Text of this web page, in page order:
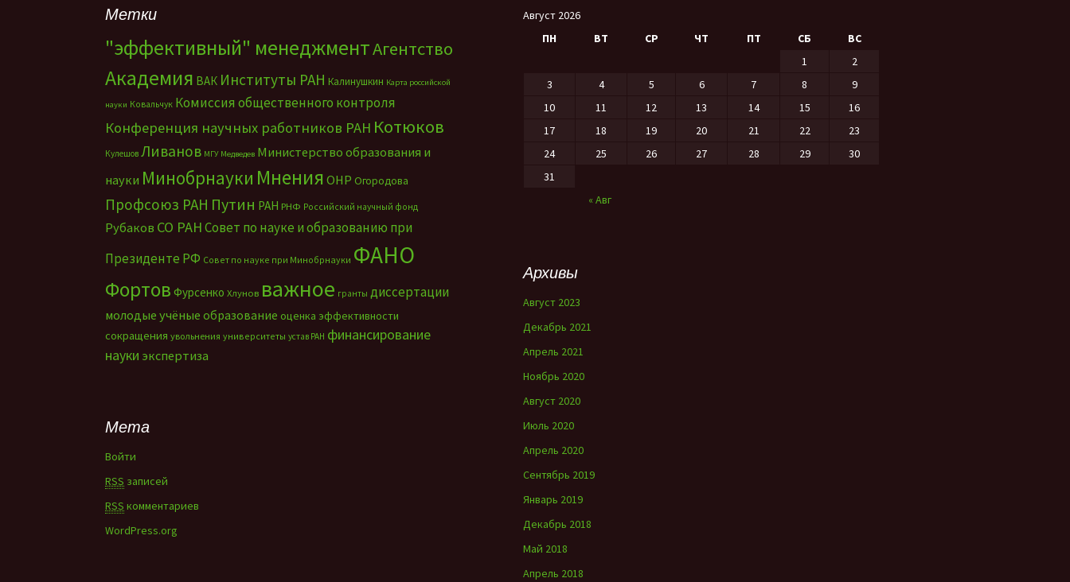
Метки
"эффективный" менеджментАгентство
Академия ВАК Институты РАН Калинушкин Карта российской
науки Ковальчук Комиссия общественного контроля
Конференция научных работников РАН Котюков
Кулешов Ливанов МГУ Медведев Министерство образования и
науки Минобрнауки Мнения ОНР Огородова
Профсоюз РАН Путин РАН РНФ Российский научный фонд
Рубаков СО РАНСовет по науке и образованию при
Президенте РФ Совет по науке при Минобрнауки ФАНО
Фортов Фурсенко Хлунов важное гранты диссертации
молодые учёные образование оценка эффективности
сокращения увольнения университеты устав РАН финансирование
науки экспертиза
Август 2026
ПН
ВТ СР ЧТ ПТ СБ ВС
« Авг
1
2
3
4 5 6 7 8
9
10
11 12 13 14 15
16
17
18 19 20 21 22
23
24
25 26 27 28 29
30
31
Архивы
Август 2023
Декабрь 2021
Апрель 2021
Ноябрь 2020
Август 2020
Июль 2020
Апрель 2020
Сентябрь 2019
Январь 2019
Декабрь 2018
Май 2018
Апрель 2018
Мета
Войти
RSS записей
RSS комментариев
WordPress.org